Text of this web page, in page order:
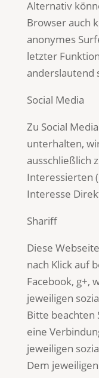
Alternativ
Browser auch
anonymes
letzter
anderslautend
Social Media
Zu Social
unterhalten,
ausschließlich
Interessierten
Interesse
Shariff
Diese
nach Klick auf
Facebook, g+,
jeweiligen
Bitte beachten
eine
jeweiligen
Dem